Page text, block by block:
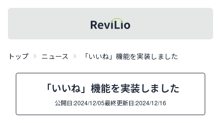
トップ ニュース 「いいね」機能を実装しました
「いいね」機能を実装しました
公開日:2024/12/05最終更新日:2024/12/16